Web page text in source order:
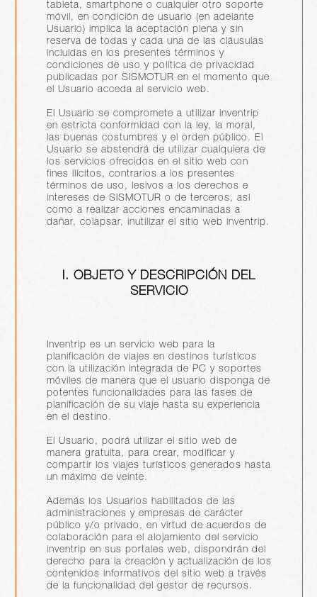
tableta, smartphone o cualquier otro soporte
móvil, en condición de usuario (en adelante
Usuario) implica la aceptación plena y sin
reserva de todas y cada una de las cláusulas
incluidas en los presentes términos y
condiciones de uso y política de privacidad
publicadas por SISMOTUR en el momento que
el Usuario acceda al servicio web.
El Usuario se compromete a utilizar inventrip
en estricta conformidad con la ley, la moral,
las buenas costumbres y el orden público. El
Usuario se abstendrá de utilizar cualquiera de
los servicios ofrecidos en el sitio web con
fines ilícitos, contrarios a los presentes
términos de uso, lesivos a los derechos e
intereses de SISMOTUR o de terceros, así
como a realizar acciones encaminadas a
dañar, colapsar, inutilizar el sitio web inventrip.
I. OBJETO Y DESCRIPCIÓN DEL
SERVICIO
Inventrip es un servicio web para la
planificación de viajes en destinos turísticos
con la utilización integrada de PC y soportes
móviles de manera que el usuario disponga de
potentes funcionalidades para las fases de
planificación de su viaje hasta su experiencia
en el destino.
El Usuario, podrá utilizar el sitio web de
manera gratuita, para crear, modificar y
compartir los viajes turísticos generados hasta
un máximo de veinte.
Además los Usuarios habilitados de las
administraciones y empresas de carácter
público y/o privado, en virtud de acuerdos de
colaboración para el alojamiento del servicio
inventrip en sus portales web, dispondrán del
derecho para la creación y actualización de los
contenidos informativos del sitio web a través
de la funcionalidad del gestor de recursos.